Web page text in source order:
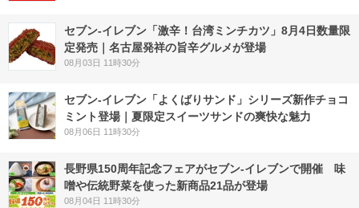
セブン-イレブン「激辛！台湾ミンチカツ」8月4日数量限
定発売｜名古屋発祥の旨辛グルメが登場
08月03日 11時30分
セブン‐イレブン「よくばりサンド」シリーズ新作チョコ
ミント登場｜夏限定スイーツサンドの爽快な魅力
08月06日 11時30分
長野県150周年記念フェアがセブン-イレブンで開催 味
噌や伝統野菜を使った新商品21品が登場
08月04日 11時30分